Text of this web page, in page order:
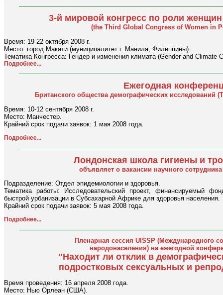
3-й мировой конгресс по роли
(the Third Global Congress of Women in
Время: 19-22 октября 2008 г.
Место: город Макати (муниципалитет г. Манила, Филиппины).
Тематика Конгресса: Гендер и изменения климата (Gender and Climate
Подробнее...
Ежегодная
Британского общества демографических исследований
Время: 10-12 сентября 2008 г.
Место: Манчестер.
Крайний срок подачи заявок: 1 мая 2008 года.
Подробнее...
Лондонская школа гигиены и
объявляет о вакансии научного
Подразделение: Отдел эпидемиологии и здоровья.
Тематика работы: Исследовательский проект, финансируемый
быстрой урбанизации в Субсахарной Африке для здоровья населения.
Крайний срок подачи заявок: 5 мая 2008 года.
Подробнее...
Пленарная сессия UISSP (Международного
народонаселения) на ежегодной
"Находит ли отклик в
подростковых сексуальных и
Время проведения: 16 апреля 2008 года.
Место: Нью Орлеан (США).